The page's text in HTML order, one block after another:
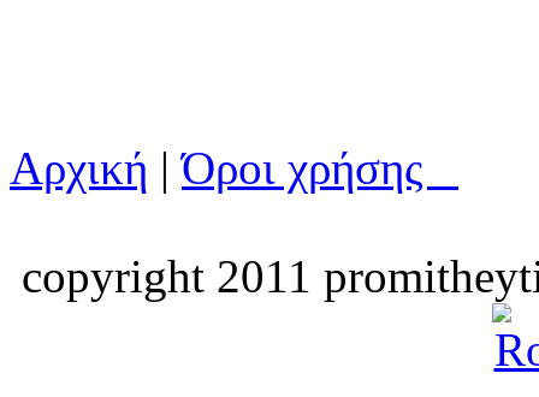
Αρχική |Όροι χρήσης
copyright 2011